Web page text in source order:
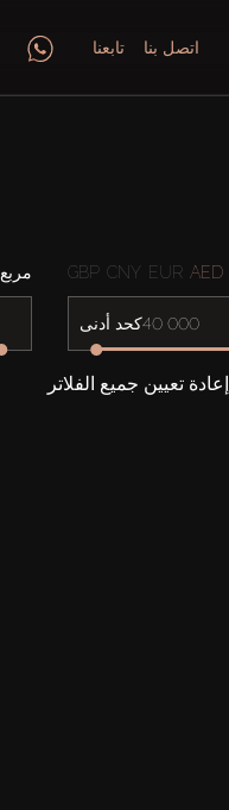
تابعنا اتصل بنا
مربع GBP CNY EUR AED
كحد أدنى
إعادة تعيين جميع الفلاتر